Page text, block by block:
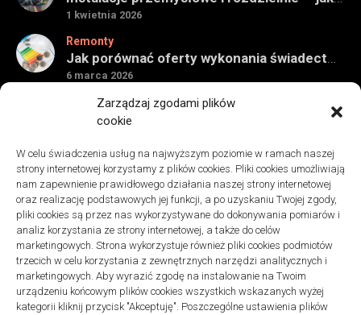
Zarządzaj zgodami plików
cookie
W celu świadczenia usług na najwyższym poziomie w ramach naszej
strony internetowej korzystamy z plików cookies. Pliki cookies umożliwiają
nam zapewnienie prawidłowego działania naszej strony internetowej
oraz realizację podstawowych jej funkcji, a po uzyskaniu Twojej zgody,
pliki cookies są przez nas wykorzystywane do dokonywania pomiarów i
analiz korzystania ze strony internetowej, a także do celów
marketingowych. Strona wykorzystuje również pliki cookies podmiotów
trzecich w celu korzystania z zewnętrznych narzędzi analitycznych i
marketingowych. Aby wyrazić zgodę na instalowanie na Twoim
urządzeniu końcowym plików cookies wszystkich wskazanych wyżej
kategorii kliknij przycisk "Akceptuję". Poszczególne ustawienia plików
1 kwietnia 2026
Remonty
Jak porównać oferty wykonania świadectwa energetycznego bez wpadek
6 marca 2026
Remonty
Znaczenie detali montażowych w codziennej pracy technicznej
Remonty
Podłogi winylowe – jakie mają zalety w porównaniu z drewnianymi
2 listopada 2025
Polityka plików cookies (EU)|Polityka prywatności